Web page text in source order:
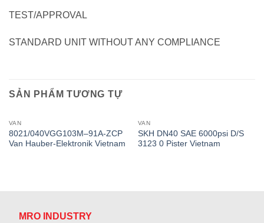
TEST/APPROVAL
STANDARD UNIT WITHOUT ANY COMPLIANCE
SẢN PHẨM TƯƠNG TỰ
VAN
8021/040VGG103M–91A-ZCP
Van Hauber-Elektronik Vietnam
VAN
SKH DN40 SAE 6000psi D/S
3123 0 Pister Vietnam
MRO INDUSTRY